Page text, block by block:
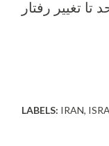
LABELS: IRAN